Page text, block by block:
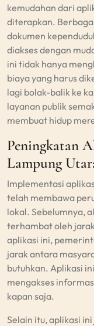
kemudahan dari
diterapkan.
dokumen
diakses dengan
ini tidak hanya
biaya yang harus
lagi bolak-balik ke
layanan publik
membuat hidup
Peningkatan
Lampung
Implementasi
telah membawa
lokal. Sebelumnya,
terhambat oleh
aplikasi ini,
jarak antara
butuhkan. Aplikasi
mengakses
kapan saja.
Selain itu, aplikasi